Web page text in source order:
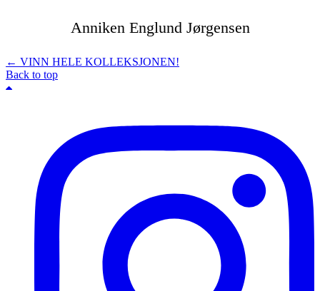
← VINN HELE KOLLEKSJONEN!
Back to top